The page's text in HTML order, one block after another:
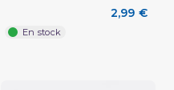
2,99 €
En stock